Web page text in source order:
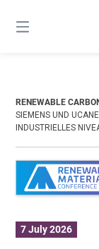
content
RENEWABLE
SIEMENS UND
INDUSTRIELLES
7 July 2026